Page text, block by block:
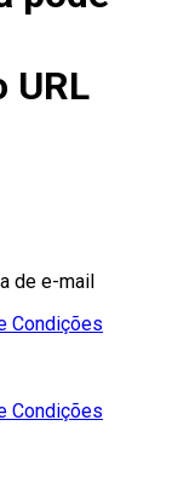
URL
de e-mail
Condições
Condições